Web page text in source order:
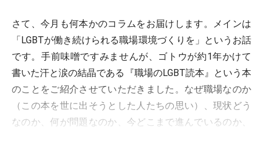
さて、今月も何本かのコラムをお届けします。メインは
「LGBTが働き続けられる職場環境づくりを」というお話
です。手前味噌ですみませんが、ゴトウが約1年かけて
書いた汗と涙の結晶である『職場のLGBT読本』という本
のことをご紹介させていただきました。なぜ職場なのか
（この本を世に出そうとした人たちの思い）、現状どう
なのか、何が問題なのか、今どこまで進んでいるのか、